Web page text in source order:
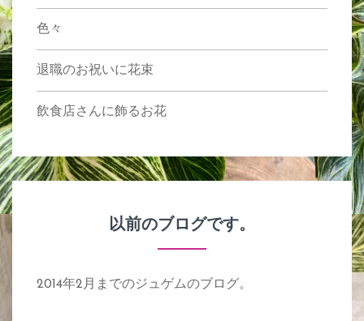
色々
退職のお祝いに花束
飲食店さんに飾るお花
以前のブログです。
2014年2月までのジュゲムのブログ。